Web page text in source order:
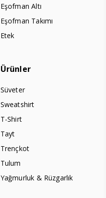
Eşofman Altı
Eşofman Takımı
Etek
Ürünler
Süveter
Sweatshirt
T-Shirt
Tayt
Trençkot
Tulum
Yağmurluk & Rüzgarlık